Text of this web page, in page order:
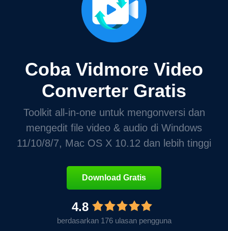
Coba Vidmore Video
Converter Gratis
Toolkit all-in-one untuk mengonversi dan
mengedit file video & audio di Windows
11/10/8/7, Mac OS X 10.12 dan lebih tinggi
Download Gratis
4.8
berdasarkan 176 ulasan pengguna